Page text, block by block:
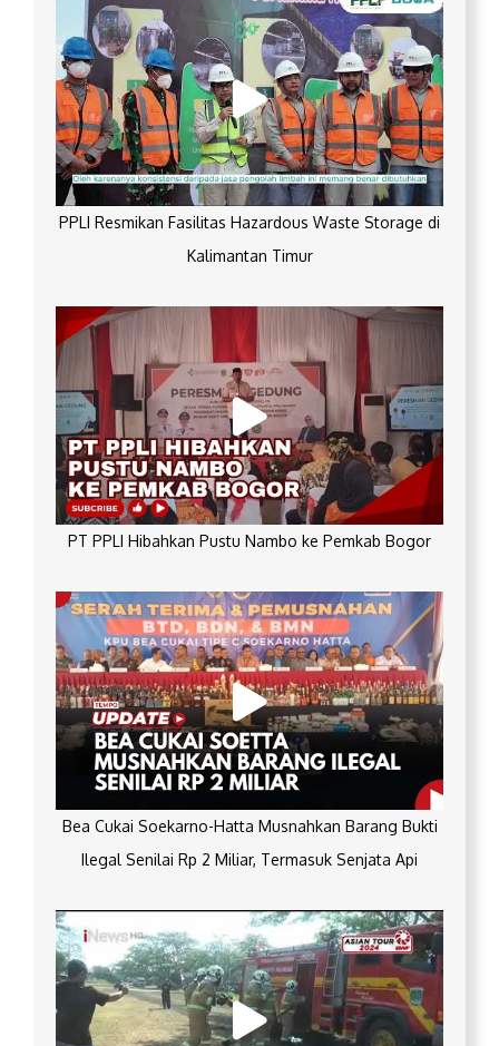
PPLI Resmikan Fasilitas Hazardous Waste Storage di
Kalimantan Timur
PT PPLI Hibahkan Pustu Nambo ke Pemkab Bogor
Bea Cukai Soekarno-Hatta Musnahkan Barang Bukti
Ilegal Senilai Rp 2 Miliar, Termasuk Senjata Api